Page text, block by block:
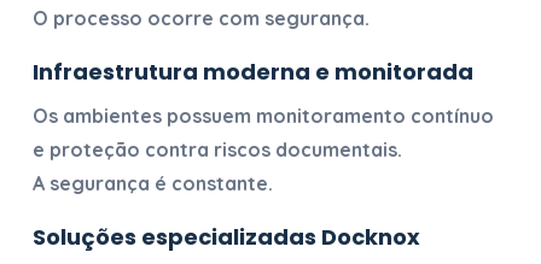
O processo ocorre com segurança.
Infraestrutura moderna e monitorada
Os ambientes possuem monitoramento contínuo
e proteção contra riscos documentais.
A segurança é constante.
Soluções especializadas Docknox